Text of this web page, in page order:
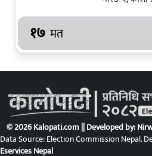
१७ मत
© 2026 Kalopati.com || Developed by:
Data Source: Election Commission Nepal.
Eservices Nepal